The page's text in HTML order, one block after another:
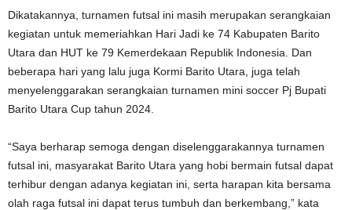
Dikatakannya, turnamen futsal ini masih merupakan serangkaian
kegiatan untuk memeriahkan Hari Jadi ke 74 Kabupaten Barito
Utara dan HUT ke 79 Kemerdekaan Republik Indonesia. Dan
beberapa hari yang lalu juga Kormi Barito Utara, juga telah
menyelenggarakan serangkaian turnamen mini soccer Pj Bupati
Barito Utara Cup tahun 2024.
“Saya berharap semoga dengan diselenggarakannya turnamen
futsal ini, masyarakat Barito Utara yang hobi bermain futsal dapat
terhibur dengan adanya kegiatan ini, serta harapan kita bersama
olah raga futsal ini dapat terus tumbuh dan berkembang,” kata